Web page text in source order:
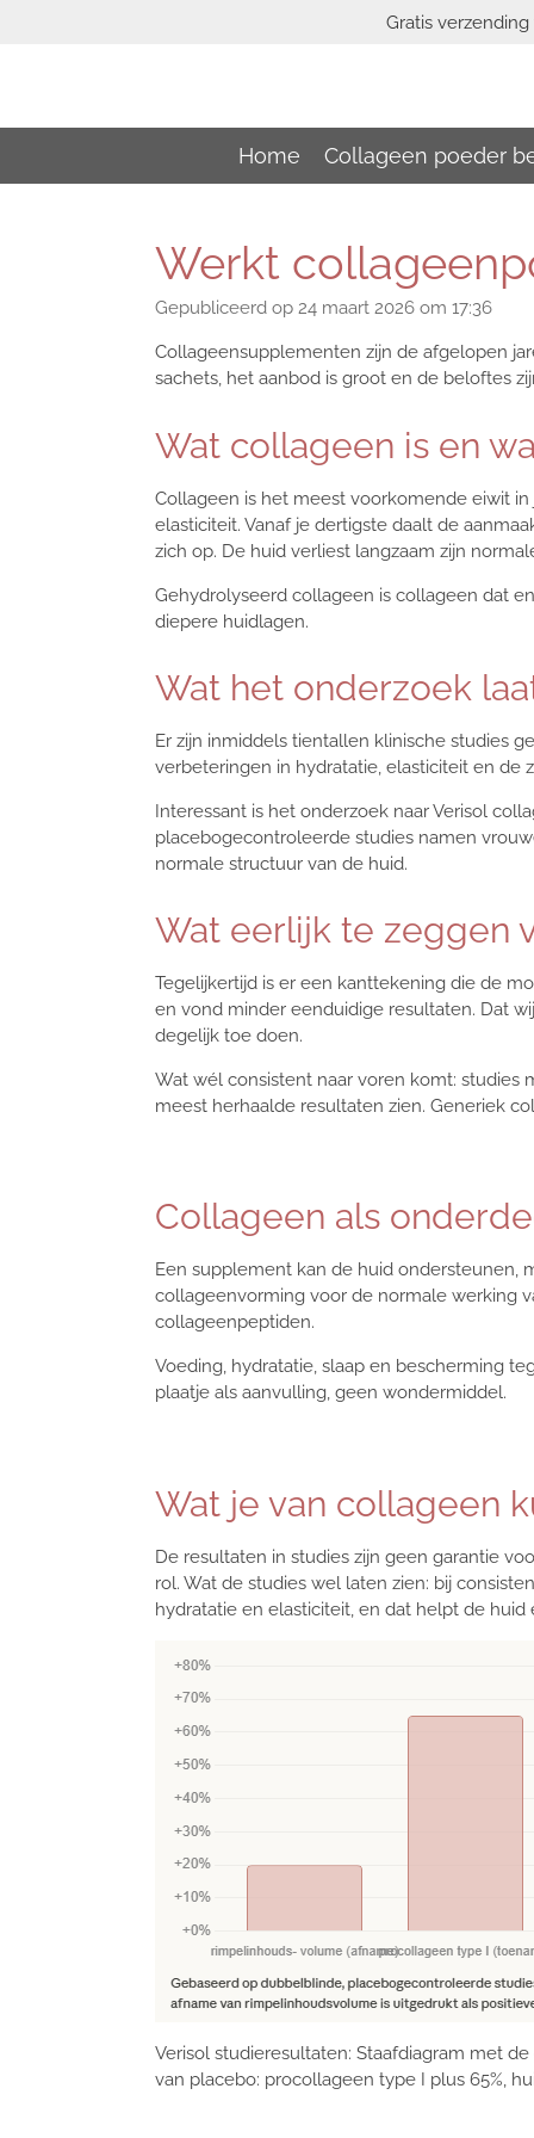
hoofdinhoud
Gratis
Home Collageen poeder
Werkt
Gepubliceerd op 24 maart 2026 om 17:36
Collageensupplementen zijn de afgelopen
sachets, het aanbod is groot en de beloftes
Wat collageen is en
Collageen is het meest voorkomende eiwit
elasticiteit. Vanaf je dertigste daalt de
zich op. De huid verliest langzaam zijn
Gehydrolyseerd collageen is collageen dat
diepere huidlagen.
Wat het onderzoek
Er zijn inmiddels tientallen klinische studies
verbeteringen in hydratatie, elasticiteit en
Interessant is het onderzoek naar Verisol
placebogecontroleerde studies namen
normale structuur van de huid.
Wat eerlijk te zeggen
Tegelijkertijd is er een kanttekening die de
en vond minder eenduidige resultaten. Dat
degelijk toe doen.
Wat wél consistent naar voren komt: studies
meest herhaalde resultaten zien. Generiek
Collageen als
Een supplement kan de huid ondersteunen,
collageenvorming voor de normale werking
collageenpeptiden.
Voeding, hydratatie, slaap en bescherming
plaatje als aanvulling, geen wondermiddel.
Wat je van collageen
De resultaten in studies zijn geen garantie
rol. Wat de studies wel laten zien: bij
hydratatie en elasticiteit, en dat helpt de huid
Verisol studieresultaten: Staafdiagram met
van placebo: procollageen type I plus 65%,